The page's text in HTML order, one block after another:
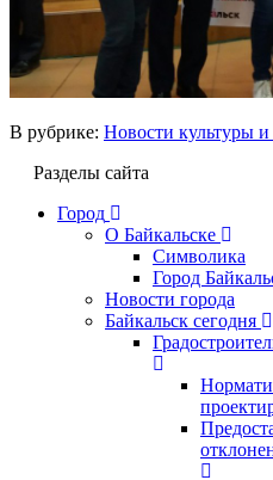
В рубрике: Новости культуры и
Разделы сайта
Город
О Байкальске
Символика
Город
Новости города
Байкальск сегодня